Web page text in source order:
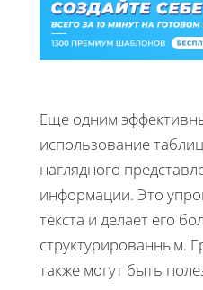
Еще одним
использование
наглядного
информации. Это
текста и делает его
структурированным.
также могут быть